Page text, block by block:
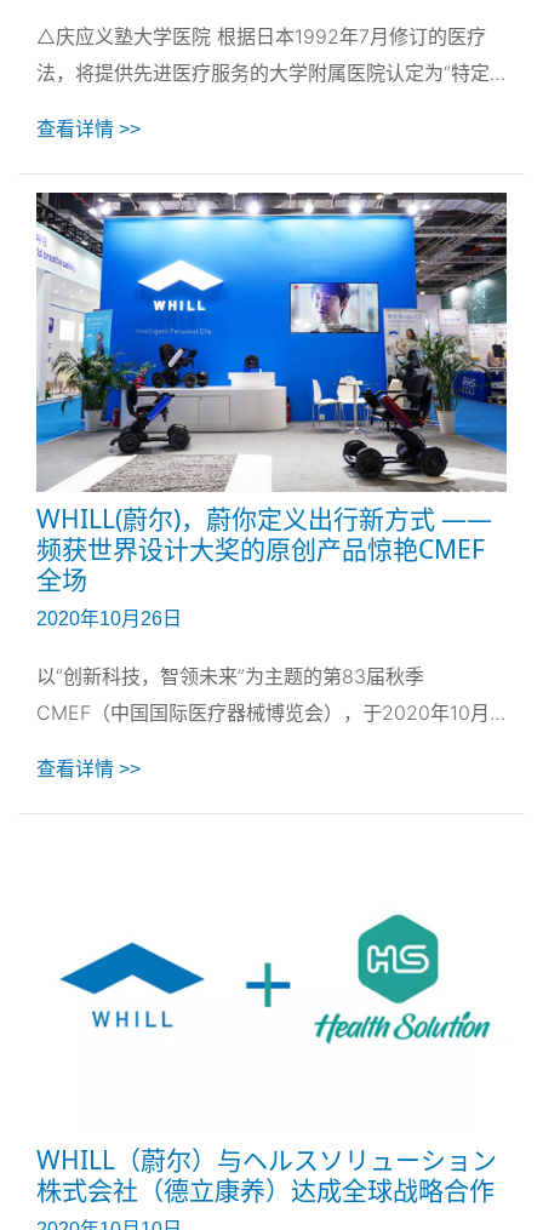
△庆应义塾大学医院 根据日本1992年7月修订的医疗
法，将提供先进医疗服务的大学附属医院认定为“特定
“特定功能医院”。特定功能医院不仅为患者提供先进的
健康医疗服务，还具备开展医疗研究、开发、评估及培
训的能力。这项试验于2020年9月1日至2021年3月31
日间实施。利用搭载“WHILL自动驾驶系统”的代步车，
将患者从医院1号馆1楼大厅的咨询服务台运载至约100
米远的正门入口。搭乘电动轮椅的患者无需进行任何操
作、也不需要医护人员同行。使用后的WHILL智能代步
车在无人驾驶的状态下可自行返回指定位置。
查看详情 >>
WHILL(蔚尔)，蔚你定义出行新方式 ——
频获世界设计大奖的原创产品惊艳CMEF
全场
2020年10月26日
以“创新科技，智领未来”为主题的第83届秋季
CMEF（中国国际医疗器械博览会），于2020年10月
起就频获世界各项设计、电子科技类大奖，在日本、欧
洲、北美，亚洲等市场的广受好评日本原创智能代步车
查看详情 >>
WHILL（蔚尔）与ヘルスソリューション
株式会社（德立康养）达成全球战略合作